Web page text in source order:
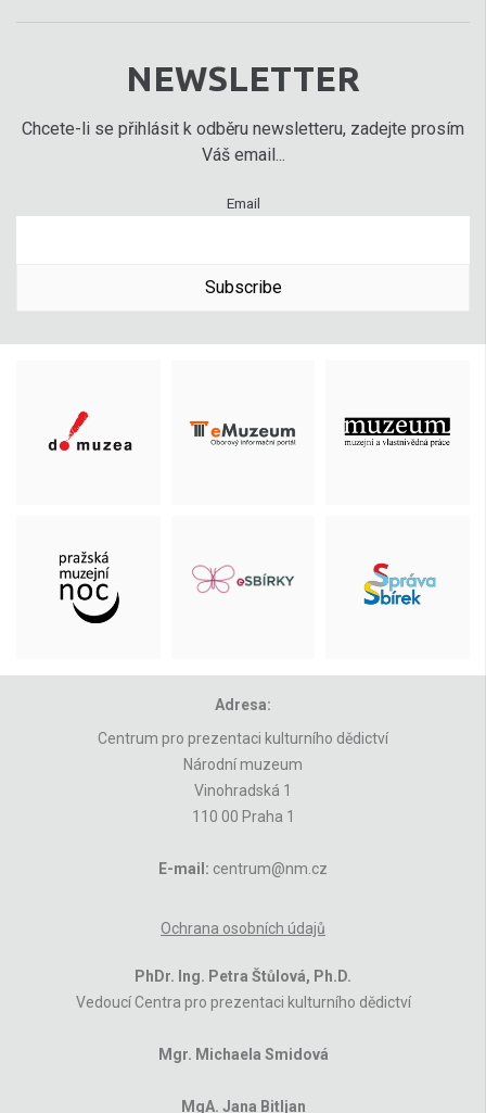
NEWSLETTER
Chcete-li se přihlásit k odběru newsletteru, zadejte prosím
Váš email...
Email
Subscribe
Adresa:
Centrum pro prezentaci kulturního dědictví
Národní muzeum
Vinohradská 1
110 00 Praha 1
E-mail: centrum@nm.cz
Ochrana osobních údajů
PhDr. Ing. Petra Štůlová, Ph.D.
Vedoucí Centra pro prezentaci kulturního dědictví
Mgr. Michaela Smidová
MgA. Jana Bitljan